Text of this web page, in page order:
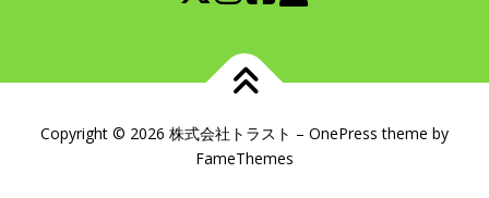
Copyright © 2026 株式会社トラスト – OnePress theme by
FameThemes